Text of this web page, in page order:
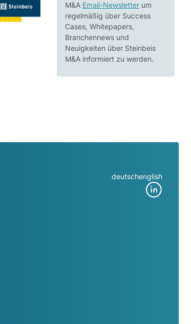
M&A Email-Newsletterum
regelmäßig über Success
Cases, Whitepapers,
Branchennews und
Neuigkeiten über Steinbeis
M&A informiert zu werden.
deutschenglish